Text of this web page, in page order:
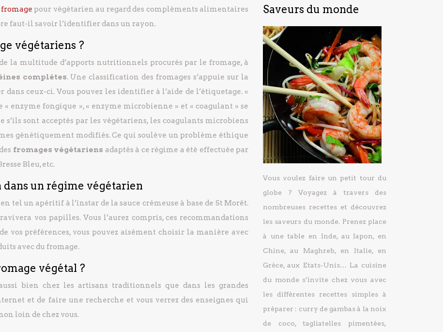
fromage pour végétarien au regard des compléments alimentaires
faut-il savoir l’identifier dans un rayon.
végétariens ?
la multitude d’apports nutritionnels procurés par le fromage, à
complètes. Une classification des fromages s’appuie sur la
ceux-ci. Vous pouvez les identifier à l’aide de l’étiquetage. «
enzyme fongique », « enzyme microbienne » et « coagulant » se
sont acceptés par les végétariens, les coagulants microbiens
génétiquement modifiés. Ce qui soulève un problème éthique
fromages végétariens adaptés à ce régime a été effectuée par
Bleu, etc.
un régime végétarien
tel un apéritif à l’instar de la sauce crémeuse à base de St Morêt.
vos papilles. Vous l’aurez compris, ces recommandations
vos préférences, vous pouvez aisément choisir la manière avec
avec du fromage.
végétal ?
bien chez les artisans traditionnels que dans les grandes
et de faire une recherche et vous verrez des enseignes qui
loin de chez vous.
Saveurs du monde
Vous voulez faire un petit tour du
globe ? Voyagez à travers des
nombreuses recettes et découvrez
les saveurs du monde. Prenez place
à une table en Inde, au Japon, en
Chine, au Maghreb, en Italie, en
Grèce, aux Etats-Unis… La cuisine
du monde s’invite chez vous avec
les différentes recettes simples à
préparer : curry de gambas à la noix
de coco, tagliatelles pimentées,